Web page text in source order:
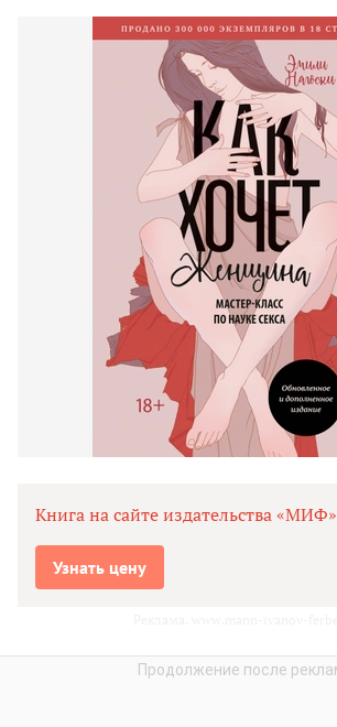
Книга на сайте издательства «МИФ»
Узнать цену